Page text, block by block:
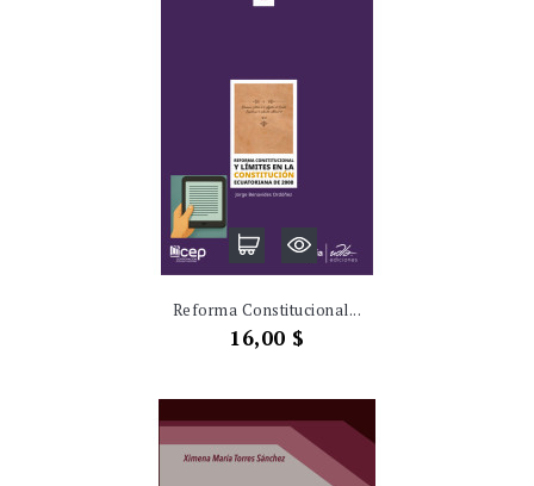
Reforma Constitucional...
Precio
16,00 $